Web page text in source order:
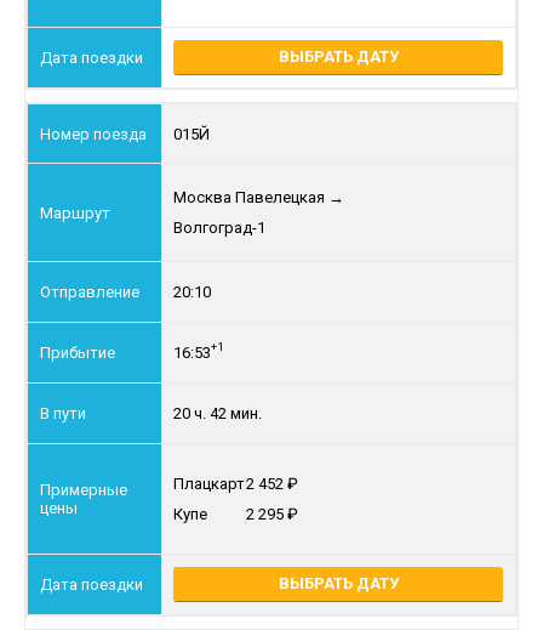
ВЫБРАТЬ ДАТУ
015Й
Москва Павелецкая →
Волгоград-1
20:10
16:53+1
20 ч. 42 мин.
Плацкарт2 452
Купе
2 295
ВЫБРАТЬ ДАТУ